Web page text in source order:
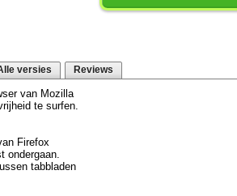
versies Reviews
van Mozilla
te surfen.
Firefox
ondergaan.
tabbladen